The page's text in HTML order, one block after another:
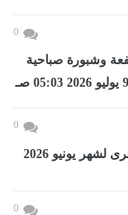
0
رطوبة مرتفعة وشبورة صباحية
0
0